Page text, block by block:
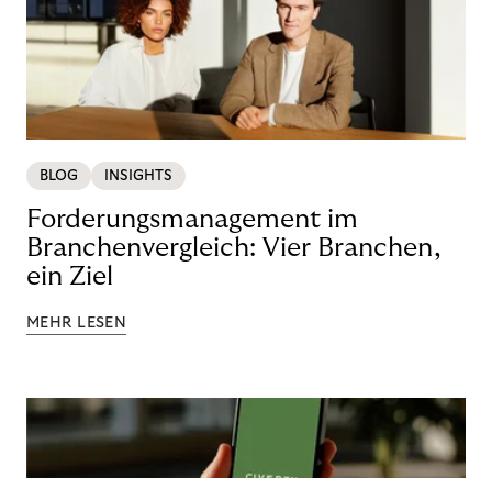
BLOG INSIGHTS
Forderungsmanagement im
Branchenvergleich: Vier Branchen,
ein Ziel
MEHR LESEN